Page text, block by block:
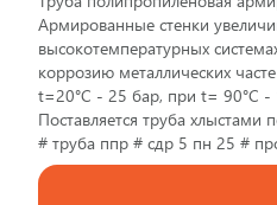
Армированные стенки
высокотемпературных
коррозию металлических
t=20°С - 25 бар, при t= 90°С -
Поставляется труба хлыстами
# труба ппр # сдр 5 пн 25 #